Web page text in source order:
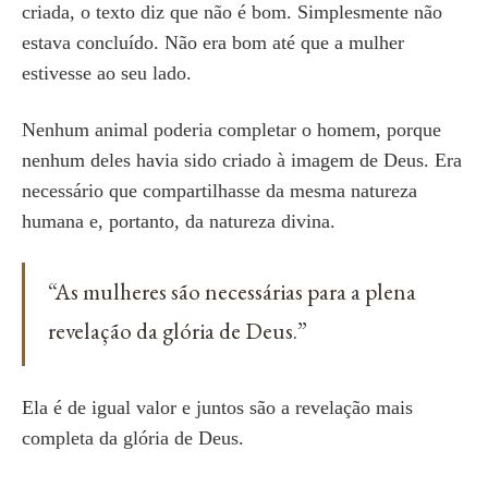
criada, o texto diz que não é bom. Simplesmente não
estava concluído. Não era bom até que a mulher
estivesse ao seu lado.
Nenhum animal poderia completar o homem, porque
nenhum deles havia sido criado à imagem de Deus. Era
necessário que compartilhasse da mesma natureza
humana e, portanto, da natureza divina.
“As mulheres são necessárias para a plena
revelação da glória de Deus.”
Ela é de igual valor e juntos são a revelação mais
completa da glória de Deus.